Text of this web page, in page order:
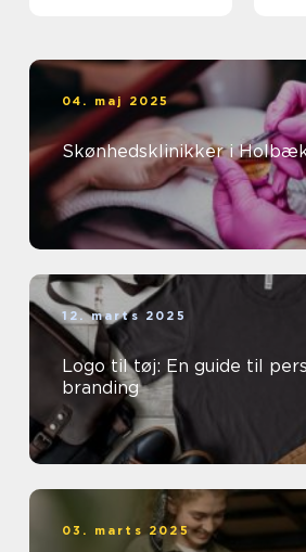
04. maj 2025
Skønhedsklinikker i
12. marts 2025
Logo til tøj: En guide til
branding
03. marts 2025